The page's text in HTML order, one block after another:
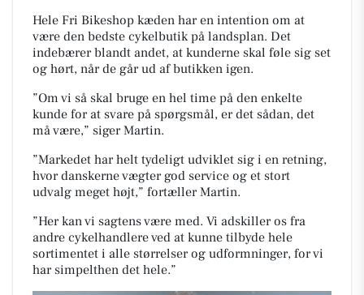
Hele Fri Bikeshop kæden har en intention om at
være den bedste cykelbutik på landsplan. Det
indebærer blandt andet, at kunderne skal føle sig set
og hørt, når de går ud af butikken igen.
”Om vi så skal bruge en hel time på den enkelte
kunde for at svare på spørgsmål, er det sådan, det
må være,” siger Martin.
”Markedet har helt tydeligt udviklet sig i en retning,
hvor danskerne vægter god service og et stort
udvalg meget højt,” fortæller Martin.
”Her kan vi sagtens være med. Vi adskiller os fra
andre cykelhandlere ved at kunne tilbyde hele
sortimentet i alle størrelser og udformninger, for vi
har simpelthen det hele.”